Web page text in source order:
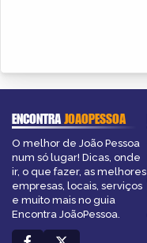
ENCONTRAJOAOPESSOA
O melhor de João Pessoa
num só lugar! Dicas, onde
ir, o que fazer, as melhores
empresas, locais, serviços
e muito mais no guia
Encontra JoãoPessoa.